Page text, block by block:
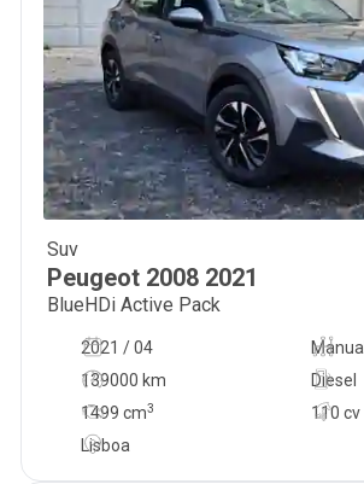
Suv
Peugeot 2008 2021
BlueHDi Active Pack
2021 / 04
Manual
139000 km
110 cv
Diesel
1499 cm3
Lisboa